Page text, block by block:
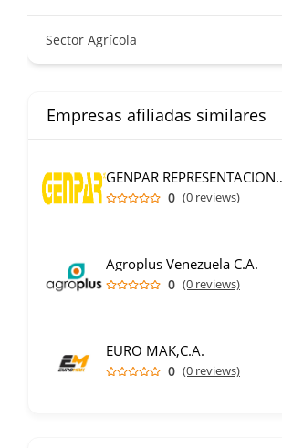
Sector Agrícola
Empresas afiliadas similares
GENPAR
0 (0 reviews)
Agroplus Venezuela C.A.
0 (0 reviews)
EURO MAK,C.A.
0 (0 reviews)